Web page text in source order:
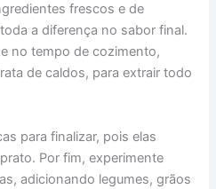
frescos e de
a diferença no sabor final.
no tempo de cozimento,
de caldos, para extrair todo
para finalizar, pois elas
Por fim, experimente
adicionando legumes, grãos